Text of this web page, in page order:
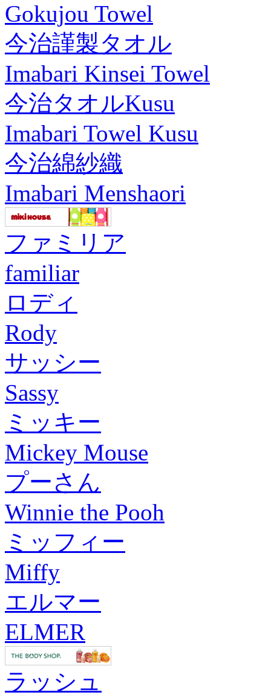
Gokujou Towel
今治謹製タオル
Imabari Kinsei Towel
今治タオルKusu
Imabari Towel Kusu
今治綿紗織
Imabari Menshaori
ファミリア
familiar
ロディ
Rody
サッシー
Sassy
ミッキー
Mickey Mouse
プーさん
Winnie the Pooh
ミッフィー
Miffy
エルマー
ELMER
ラッシュ